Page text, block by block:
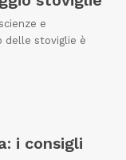
e
delle stoviglie è
i consigli